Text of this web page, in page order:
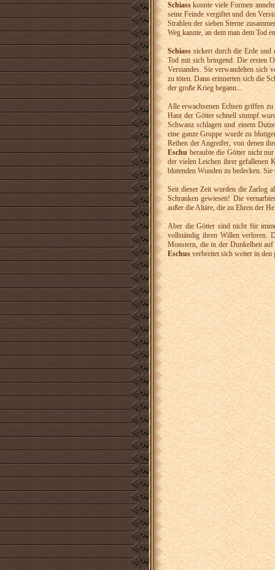
Schiasskonnte viele Formen
seine Feinde vergiftet und den
Strahlen der sieben Sterne
Weg kannte, an dem man dem Tod
Schiasssickert durch die Erde und
Tod mit sich bringend. Die ersten
Verstandes. Sie verwandelten sich
zu töten. Dann erinnerten sich die
der große Krieg begann...
Alle erwachsenen Echsen griffen
Haut der Götter schnell stumpf
Schwanz schlagen und einem
eine ganze Gruppe wurde zu
Reihen der Angreifer, von denen
Eschuberaubte die Götter nicht
der vielen Leichen ihrer gefallenen
blutenden Wunden zu bedecken.
Seit dieser Zeit wurden die Zarlog
Schranken gewiesen! Die
außer die Altäre, die zu Ehren der
Aber die Götter sind nicht für
vollständig ihren Willen verloren.
Monstern, die in der Dunkelheit
Eschusverbreitet sich weiter in den